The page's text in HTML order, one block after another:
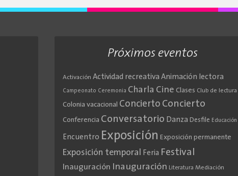
Próximos eventos
Activación Actividad recreativa Animación lectora
Campeonato Ceremonia Charla Cine Clases Club de lectura
Colonia vacacional Concierto Concierto
Conferencia Conversatorio Danza Desfile Educación
Encuentro Exposición Exposición permanente
Exposición temporal Feria Festival
Inauguración Inauguración Literatura Mediación